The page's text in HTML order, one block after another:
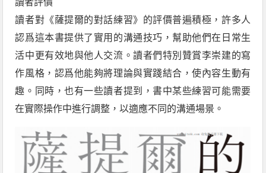
讀者評價
讀者對《薩提爾的對話練習》的評價普遍積極，許多人
認爲這本書提供了實用的溝通技巧，幫助他們在日常生
活中更有效地與他人交流。讀者們特別贊賞李崇建的寫
作風格，認爲他能夠將理論與實踐結合，使內容生動有
趣。同時，也有一些讀者提到，書中某些練習可能需要
在實際操作中進行調整，以適應不同的溝通場景。